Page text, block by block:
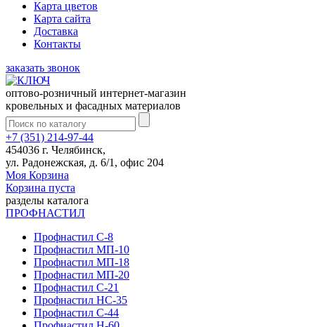
Карта цветов
Карта сайта
Доставка
Контакты
заказать звонок
оптово-розничный интернет-магазин
кровельных и фасадных материалов
+7 (351) 214-97-44
454036 г. Челябинск,
ул. Радонежская, д. 6/1, офис 204
Моя Корзина
Корзина пуста
разделы каталога
ПРОФНАСТИЛ
Профнастил С-8
Профнастил МП-10
Профнастил МП-18
Профнастил МП-20
Профнастил С-21
Профнастил НС-35
Профнастил С-44